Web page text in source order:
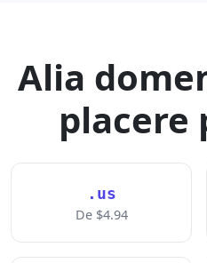
Alia
placere
.us
De $4.94